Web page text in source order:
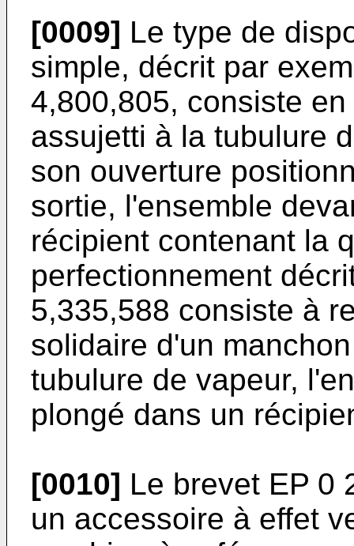
[0009] Le type de
simple, décrit par
4,800,805, consiste
assujetti à la tubulure
son ouverture
sortie, l'ensemble
récipient contenant la
perfectionnement
5,335,588 consiste à
solidaire d'un
tubulure de vapeur,
plongé dans un
[0010] Le brevet EP 0
un accessoire à effet